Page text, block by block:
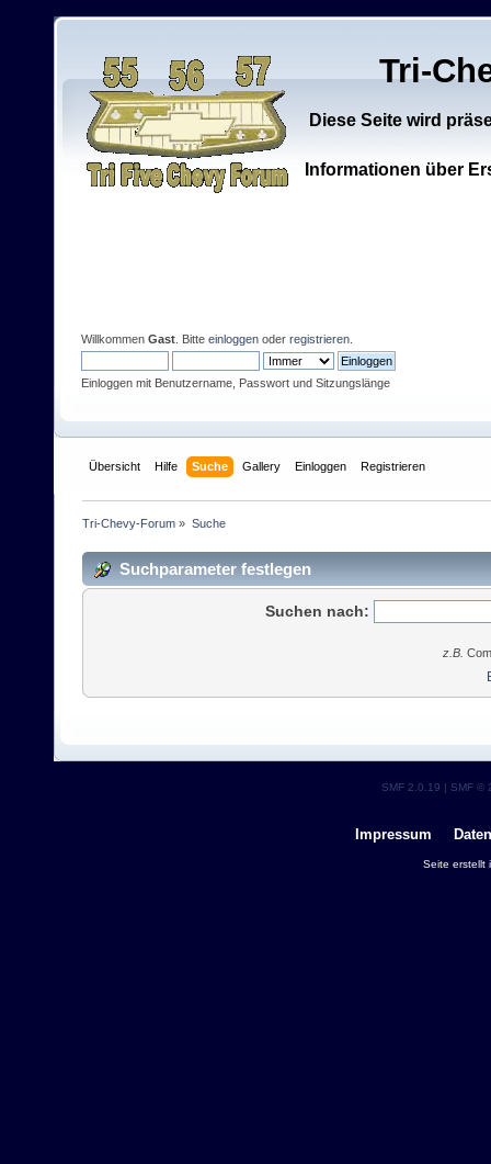
Tri-
Diese Seite wird
Informationen über
Willkommen Gast . Bitte einloggen oder registrieren
Einloggen mit Benutzername, Passwort und Sitzungslänge
Übersicht Hilfe Suche Gallery Einloggen Registrieren
Tri-Chevy-Forum » Suche
Suchparameter festlegen
Suchen nach:
z.B.
SMF 2.0.19 | SMF ©
Impressum
Seite erstellt